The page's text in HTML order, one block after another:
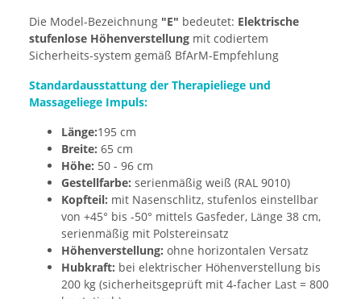
Die Model-Bezeichnung "E" bedeutet: Elektrische
stufenlose Höhenverstellung mit codiertem
Sicherheits-system gemäß BfArM-Empfehlung
Standardausstattung der Therapieliege und
Massageliege Impuls:
Länge:195 cm
Breite: 65 cm
Höhe: 50 - 96 cm
Gestellfarbe: serienmäßig weiß (RAL 9010)
Kopfteil: mit Nasenschlitz, stufenlos einstellbar
von +45° bis -50° mittels Gasfeder, Länge 38 cm,
serienmäßig mit Polstereinsatz
Höhenverstellung: ohne horizontalen Versatz
Hubkraft: bei elektrischer Höhenverstellung bis
200 kg (sicherheitsgeprüft mit 4-facher Last = 800